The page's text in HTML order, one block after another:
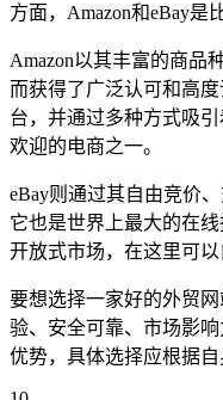
方面，Amazon和eBay是
Amazon以其丰富的商品
而获得了广泛认可和高
台，并通过多种方式吸
欢迎的电商之一。
eBay则通过其自由竞价
它也是世界上最大的在
开放式市场，在这里可以
要想选择一家好的外贸
验、安全可靠、市场影
优势，具体选择应根据自